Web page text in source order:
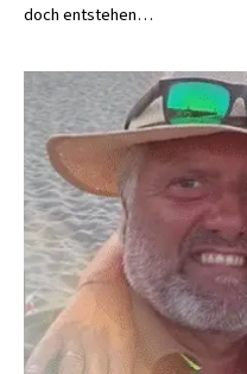
doch entstehen…